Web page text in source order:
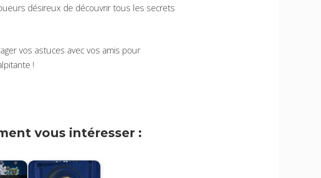
désireux de découvrir tous les secrets
vos astuces avec vos amis pour
!
vous intéresser :